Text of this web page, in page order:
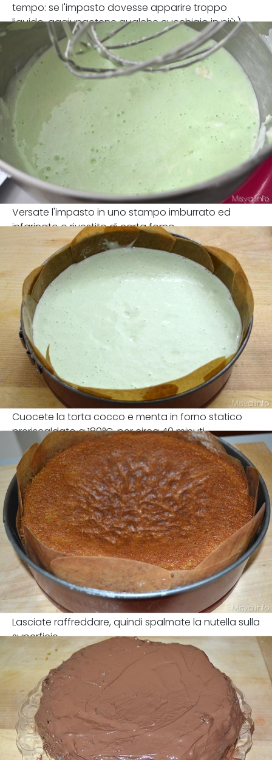
tempo: se l'impasto dovesse apparire troppo
liquido, aggiungetene qualche cucchiaio in più.)
Versate l'impasto in uno stampo imburrato ed
infarinato o rivestito di carta forno.
Cuocete la torta cocco e menta in forno statico
preriscaldato a 180°C, per circa 40 minuti.
Lasciate raffreddare, quindi spalmate la nutella sulla
superficie.